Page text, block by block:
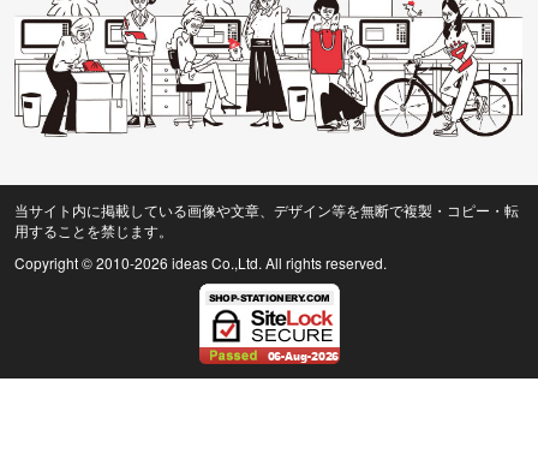
当サイト内に掲載している画像や文章、デザイン等を無断で複製・コピー・転
用することを禁じます。
Copyright © 2010-2026 ideas Co.,Ltd. All rights reserved.